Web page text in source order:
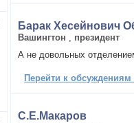
Барак Хесейнович
Вашингтон
президент
А не довольных
Перейти к обсуждениям
С.Е.Макаров